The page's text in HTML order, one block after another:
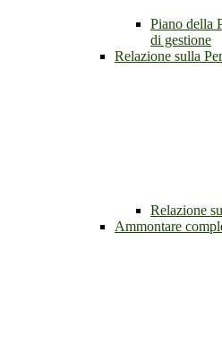
Piano della
di gestione
Relazione sulla
Relazione
Ammontare